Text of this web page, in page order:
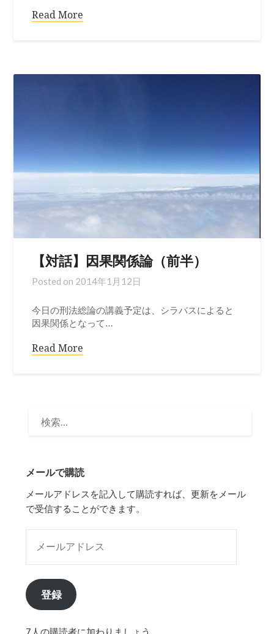
Read More
【対話】因果関係論（前半）
Posted on 2014年1月12日
今日の刑法総論の講義予定は、シラバスによると
因果関係となって…
Read More
メールで購読
メールアドレスを記入して購読すれば、更新をメール
で受信することができます。
登録
7人の購読者に加わりましょう